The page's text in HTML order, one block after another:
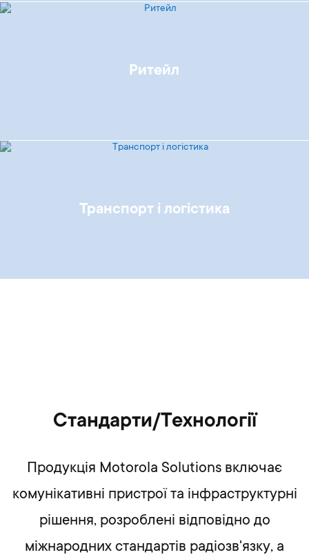
Ритейл
Транспорт і логістика
Cтандарти/Технології
Продукція Motorola Solutions включає
комунікативні пристрої та інфраструктурні
рішення, розроблені відповідно до
міжнародних стандартів радіозв'язку, а